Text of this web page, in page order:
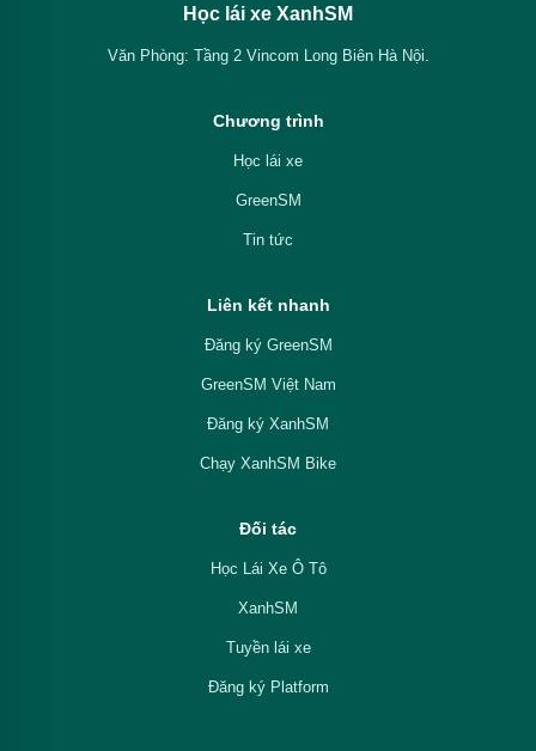
Học lái xe XanhSM
Văn Phòng: Tầng 2 Vincom Long Biên Hà Nội.
Chương trình
Học lái xe
GreenSM
Tin tức
Liên kết nhanh
Đăng ký GreenSM
GreenSM Việt Nam
Đăng ký XanhSM
Chạy XanhSM Bike
Đối tác
Học Lái Xe Ô Tô
XanhSM
Tuyền lái xe
Đăng ký Platform